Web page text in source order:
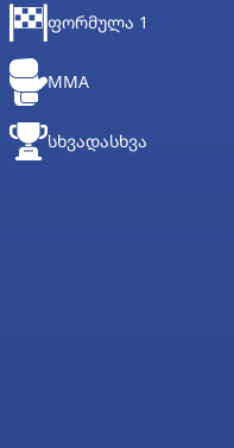
ᲤᲝᲠᲛᲣᲚᲐ 1
MMA
ᲡᲮᲕᲐᲓᲐᲡᲮᲕᲐ